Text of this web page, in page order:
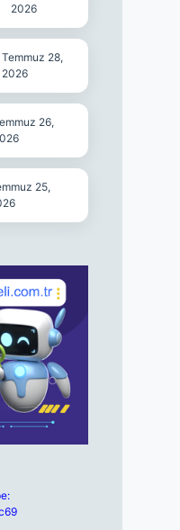
2026
Temmuz 28,
2026
26,
25,